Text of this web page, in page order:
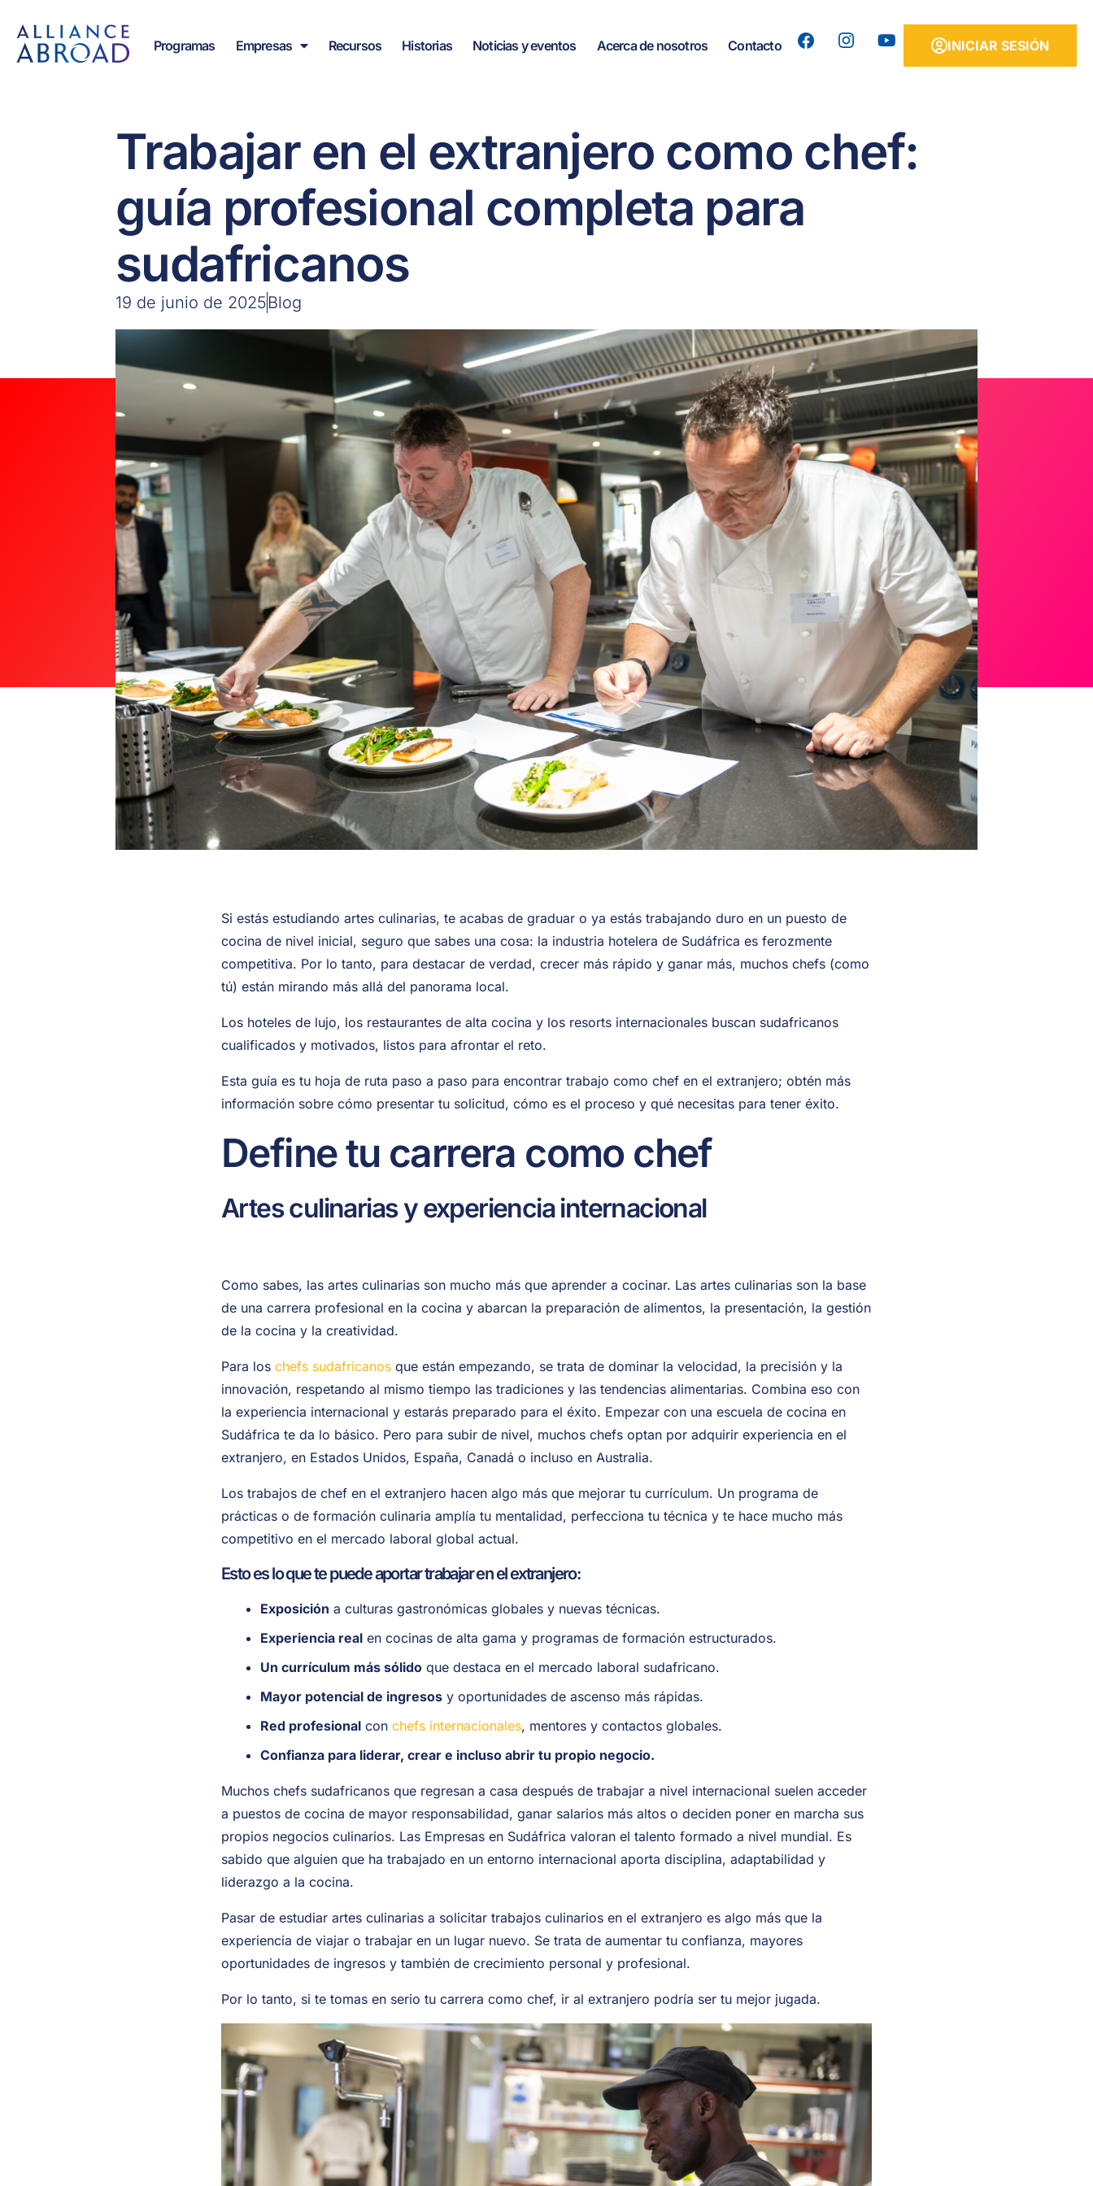
contenido
Programas Empresas Recursos Historias Noticias y eventos Acerca de nosotros Contacto
Y
o
e
INICIAR SESIÓN
Trabajar en el extranjero como chef:
guía profesional completa para
sudafricanos
19 de junio de 2025Blog
Si estás estudiando artes culinarias, te acabas de graduar o ya estás trabajando duro en un puesto de
cocina de nivel inicial, seguro que sabes una cosa: la industria hotelera de Sudáfrica es ferozmente
competitiva. Por lo tanto, para destacar de verdad, crecer más rápido y ganar más, muchos chefs (como
tú) están mirando más allá del panorama local.
Los hoteles de lujo, los restaurantes de alta cocina y los resorts internacionales buscan sudafricanos
cualificados y motivados, listos para afrontar el reto.
Esta guía es tu hoja de ruta paso a paso para encontrar trabajo como chef en el extranjero; obtén más
información sobre cómo presentar tu solicitud, cómo es el proceso y qué necesitas para tener éxito.
Define tu carrera como chef
Artes culinarias y experiencia internacional
Como sabes, las artes culinarias son mucho más que aprender a cocinar. Las artes culinarias son la base
de una carrera profesional en la cocina y abarcan la preparación de alimentos, la presentación, la gestión
de la cocina y la creatividad.
Para los chefs sudafricanos que están empezando, se trata de dominar la velocidad, la precisión y la
innovación, respetando al mismo tiempo las tradiciones y las tendencias alimentarias. Combina eso con
la experiencia internacional y estarás preparado para el éxito. Empezar con una escuela de cocina en
Sudáfrica te da lo básico. Pero para subir de nivel, muchos chefs optan por adquirir experiencia en el
extranjero, en Estados Unidos, España, Canadá o incluso en Australia.
Los trabajos de chef en el extranjero hacen algo más que mejorar tu currículum. Un programa de
prácticas o de formación culinaria amplía tu mentalidad, perfecciona tu técnica y te hace mucho más
competitivo en el mercado laboral global actual.
Esto es lo que te puede aportar trabajar en el extranjero:
Exposición a culturas gastronómicas globales y nuevas técnicas.
Experiencia real en cocinas de alta gama y programas de formación estructurados.
Un currículum más sólido que destaca en el mercado laboral sudafricano.
Mayor potencial de ingresos y oportunidades de ascenso más rápidas.
Red profesional con chefs internacionales, mentores y contactos globales.
Confianza para liderar, crear e incluso abrir tu propio negocio.
Muchos chefs sudafricanos que regresan a casa después de trabajar a nivel internacional suelen acceder
a puestos de cocina de mayor responsabilidad, ganar salarios más altos o deciden poner en marcha sus
propios negocios culinarios. Las Empresas en Sudáfrica valoran el talento formado a nivel mundial. Es
sabido que alguien que ha trabajado en un entorno internacional aporta disciplina, adaptabilidad y
liderazgo a la cocina.
Pasar de estudiar artes culinarias a solicitar trabajos culinarios en el extranjero es algo más que la
experiencia de viajar o trabajar en un lugar nuevo. Se trata de aumentar tu confianza, mayores
oportunidades de ingresos y también de crecimiento personal y profesional.
Por lo tanto, si te tomas en serio tu carrera como chef, ir al extranjero podría ser tu mejor jugada.